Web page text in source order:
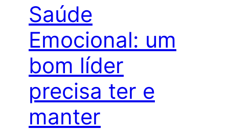
Saúde
Emocional: um
bom líder
precisa ter e
manter